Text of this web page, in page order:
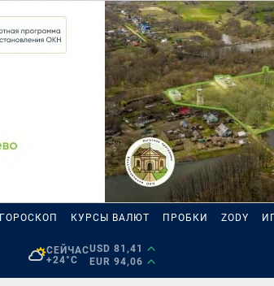
ГОРОСКОП КУРСЫ ВАЛЮТ ПРОБКИ ZODY
СЕЙЧАС
+24°C
USD 81,41
EUR 94,06